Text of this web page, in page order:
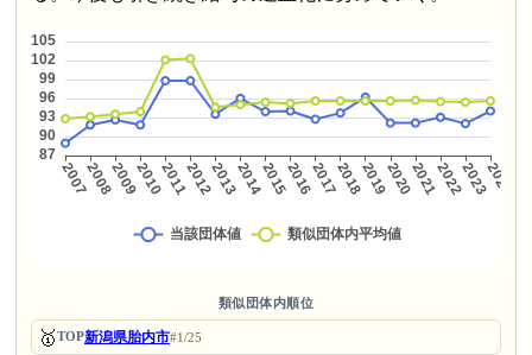
類似団体内順位
🥇TOP新潟県胎内市#1/25